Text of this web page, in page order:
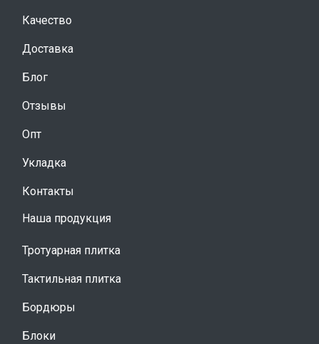
Качество
Доставка
Блог
Отзывы
Опт
Укладка
Контакты
Наша продукция
Тротуарная плитка
Тактильная плитка
Бордюры
Блоки